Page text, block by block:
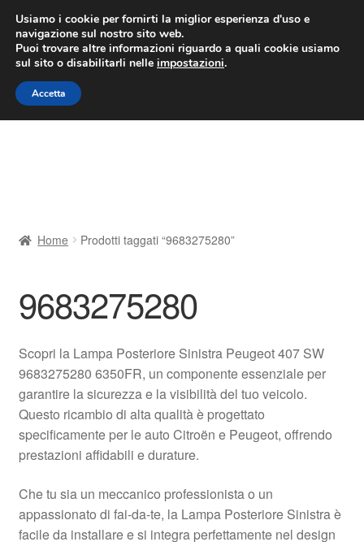
CONSEGNA da 7 EUR
Lun-Ven 9:00 - 16:00/800 580 290
Vai
alla
navigazione
Vai
al
contenuto
Contatto
Il mio account
Pagamenti
Politica sulla riservatezza
Registratore di cassa
Home Prodotti taggati “9683275280”
9683275280
Scopri la Lampa Posteriore Sinistra Peugeot 407 SW
9683275280 6350FR, un componente essenziale per
garantire la sicurezza e la visibilità del tuo veicolo.
Questo ricambio di alta qualità è progettato
specificamente per le auto Citroën e Peugeot, offrendo
prestazioni affidabili e durature.
Che tu sia un meccanico professionista o un
appassionato di fai-da-te, la Lampa Posteriore Sinistra è
facile da installare e si integra perfettamente nel design
Usiamo i cookie per fornirti la miglior esperienza d'uso e
navigazione sul nostro sito web.
Puoi trovare altre informazioni riguardo a quali cookie usiamo
sul sito o disabilitarli nelle impostazioni.
Accetta